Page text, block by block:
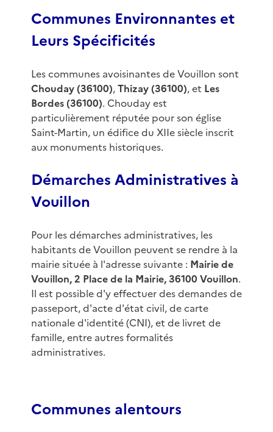
Communes Environnantes et
Leurs Spécificités
Les communes avoisinantes de Vouillon sont
Chouday (36100),Thizay (36100), et Les
Bordes (36100). Chouday est
particulièrement réputée pour son église
Saint-Martin, un édifice du XIIe siècle inscrit
aux monuments historiques.
Démarches Administratives à
Vouillon
Pour les démarches administratives, les
habitants de Vouillon peuvent se rendre à la
mairie située à l'adresse suivante : Mairie de
Vouillon, 2 Place de la Mairie, 36100 Vouillon.
Il est possible d'y effectuer des demandes de
passeport, d'acte d'état civil, de carte
nationale d'identité (CNI), et de livret de
famille, entre autres formalités
administratives.
Communes alentours